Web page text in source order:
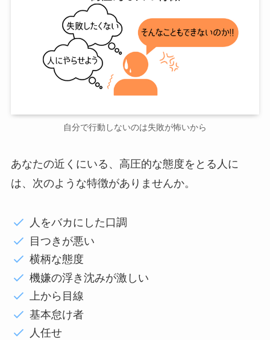
自分で行動しないのは失敗が怖いから
あなたの近くにいる、高圧的な態度をとる人に
は、次のような特徴がありませんか。
人をバカにした口調
目つきが悪い
横柄な態度
機嫌の浮き沈みが激しい
上から目線
基本怠け者
人任せ